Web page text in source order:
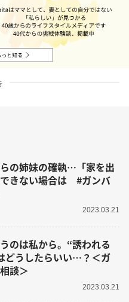
の姉妹の確執…「家を出
きない場合は #ガンバ
2023.03.21
のは私から。“誘われる
どうしたらいい…？＜ガ
談＞
2023.03.21